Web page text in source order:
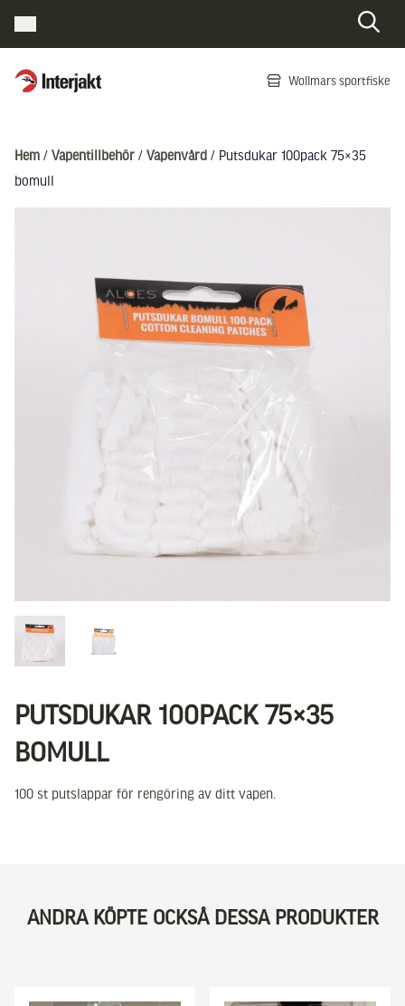
Interjakt SE Wollmars sportfiske
Hem / Vapentillbehör / Vapenvård / Putsdukar 100pack 75×35
bomull
PUTSDUKAR 100PACK 75×35
BOMULL
100 st putslappar för rengöring av ditt vapen.
ANDRA KÖPTE OCKSÅ DESSA PRODUKTER